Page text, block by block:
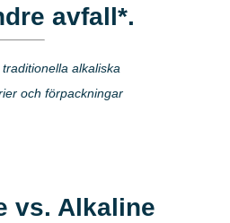
avfall*.
alkaliska
och förpackningar
vs. Alkaline